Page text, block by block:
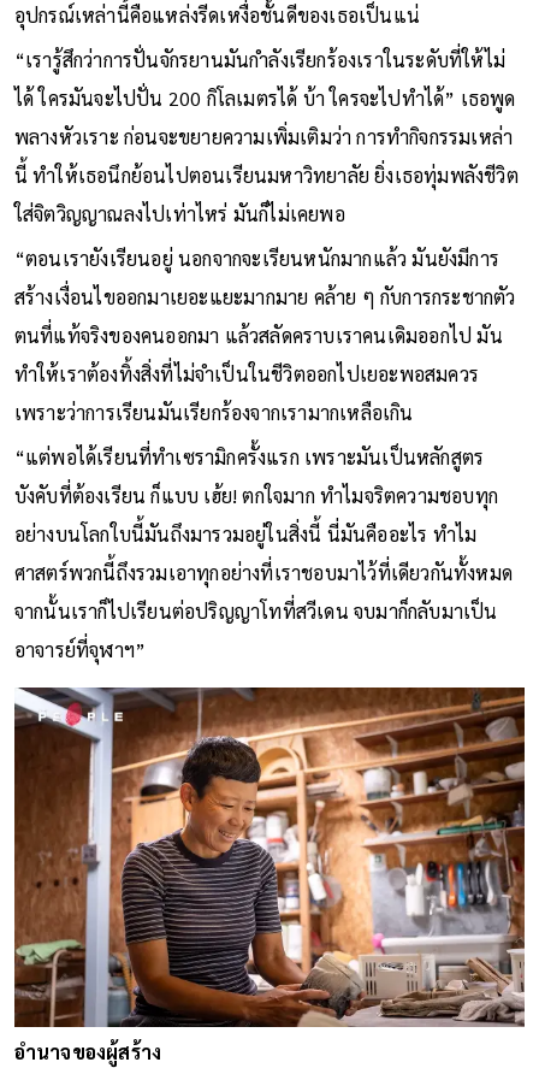
อุปกรณ์เหล่านี้คือแหล่งรีดเหงื่อชั้นดีของเธอเป็นแน่
“เรารู้สึกว่าการปั่นจักรยานมันกำลังเรียกร้องเราในระดับที่ให้ไม่
ได้ ใครมันจะไปปั่น 200 กิโลเมตรได้ บ้า ใครจะไปทำได้” เธอพูด
พลางหัวเราะ ก่อนจะขยายความเพิ่มเติมว่า การทำกิจกรรมเหล่า
นี้ ทำให้เธอนึกย้อนไปตอนเรียนมหาวิทยาลัย ยิ่งเธอทุ่มพลังชีวิต
ใส่จิตวิญญาณลงไปเท่าไหร่ มันก็ไม่เคยพอ
“ตอนเรายังเรียนอยู่ นอกจากจะเรียนหนักมากแล้ว มันยังมีการ
สร้างเงื่อนไขออกมาเยอะแยะมากมาย คล้าย ๆ กับการกระชากตัว
ตนที่แท้จริงของคนออกมา แล้วสลัดคราบเราคนเดิมออกไป มัน
ทำให้เราต้องทิ้งสิ่งที่ไม่จำเป็นในชีวิตออกไปเยอะพอสมควร
เพราะว่าการเรียนมันเรียกร้องจากเรามากเหลือเกิน
“แต่พอได้เรียนที่ทำเซรามิกครั้งแรก เพราะมันเป็นหลักสูตร
บังคับที่ต้องเรียน ก็แบบ เฮ้ย! ตกใจมาก ทำไมจริตความชอบทุก
อย่างบนโลกใบนี้มันถึงมารวมอยู่ในสิ่งนี้ นี่มันคืออะไร ทำไม
ศาสตร์พวกนี้ถึงรวมเอาทุกอย่างที่เราชอบมาไว้ที่เดียวกันทั้งหมด
จากนั้นเราก็ไปเรียนต่อปริญญาโทที่สวีเดน จบมาก็กลับมาเป็น
อาจารย์ที่จุฬาฯ”
อำนาจของผู้สร้าง